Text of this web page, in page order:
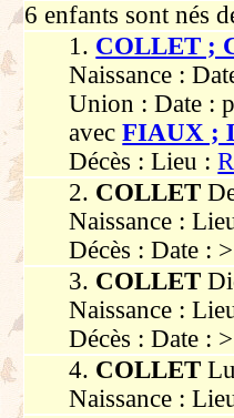
6 enfants sont nés
1. COLLET ;
Naissance :
Union : Date :
avecFIAUX ;
Décès : Lieu :
2. COLLET
Naissance :
Décès : Date :
3. COLLET
Naissance :
Décès : Date :
4. COLLET
Naissance :